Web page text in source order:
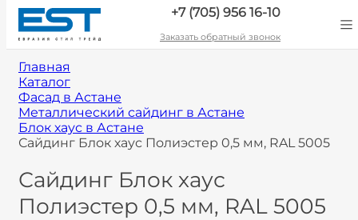
+7 (705) 956 16-10
Заказать обратный звонок
Главная
Каталог
Фасад в Астане
Металлический сайдинг в Астане
Блок хаус в Астане
Сайдинг Блок хаус Полиэстер 0,5 мм, RAL 5005
Сайдинг Блок хаус
Полиэстер 0,5 мм, RAL 5005